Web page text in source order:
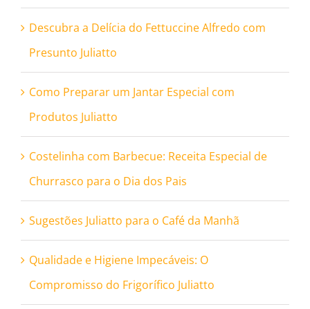
Descubra a Delícia do Fettuccine Alfredo com
Presunto Juliatto
Como Preparar um Jantar Especial com
Produtos Juliatto
Costelinha com Barbecue: Receita Especial de
Churrasco para o Dia dos Pais
Sugestões Juliatto para o Café da Manhã
Qualidade e Higiene Impecáveis: O
Compromisso do Frigorífico Juliatto